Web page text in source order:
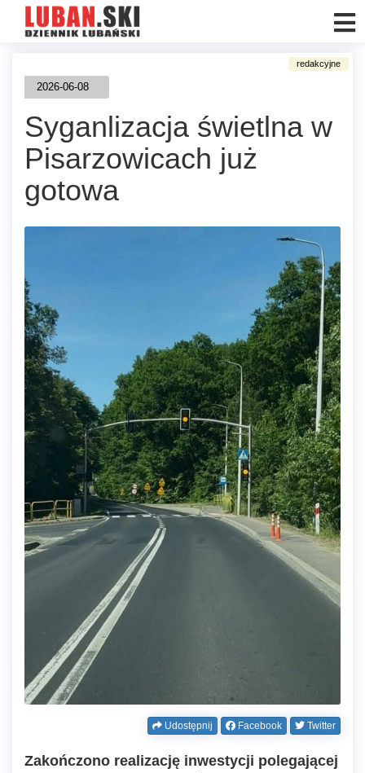
2026-06-08
Syganlizacja świetlna w
Pisarzowicach już
gotowa
Udostępnij Facebook Twitter
Zakończono realizację inwestycji polegającej